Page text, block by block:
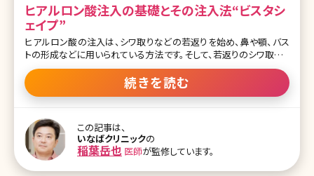
ヒアルロン酸注入の基礎とその注入法“ビスタシ
ェイプ”
ヒアルロン酸の注入は、シワ取りなどの若返りを始め、鼻や顎、バス
トの形成などに用いられている方法です。そして、若返りのシワ取りと
いえば、ボツリヌス治療（ボトックス）もよく知られていますね。ヒアル
ロン酸注入やボツリヌス治療はそれぞれに異なった特徴を持ち、そ
れぞれに若返りのシワ取りを実現させる方法ですが、現在では、より
療法が登場してきました。 それでは、ヒアルロン酸注入とはどのよう
な施術かおさらいをするとともに、その効果や特徴、最新のビスタシ
ェイプについて解説します。 ヒアルロン酸注入の効果と特徴とは? ヒ
アルロン酸注入は、メスを使用することなく注射針でヒアルロン酸を
皮下に注入し、鼻や顎の形成、そして、気になるシワの部分に注入す
続きを読む
この記事は、
いなばクリニックの
稲葉岳也 医師が監修しています。